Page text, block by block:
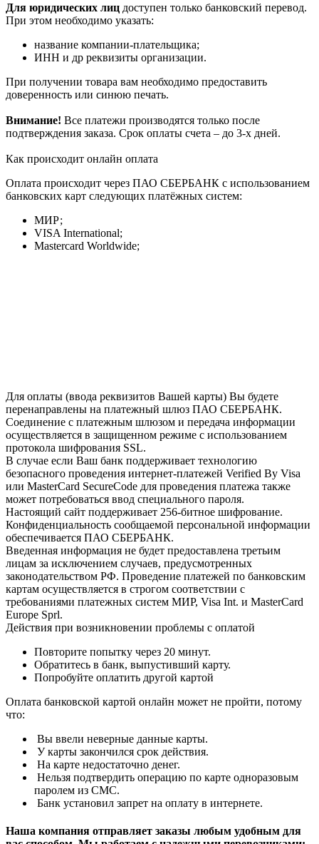
Для юридических лиц доступен только банковский перевод.
При этом необходимо указать:
название компании-плательщика;
ИНН и др реквизиты организации.
При получении товара вам необходимо предоставить
доверенность или синюю печать.
Внимание! Все платежи производятся только после
подтверждения заказа. Срок оплаты счета – до 3-х дней.
Как происходит онлайн оплата
Оплата происходит через ПАО СБЕРБАНК с использованием
банковских карт следующих платёжных систем:
МИР;
VISA International;
Mastercard Worldwide;
Для оплаты (ввода реквизитов Вашей карты) Вы будете
перенаправлены на платежный шлюз ПАО СБЕРБАНК.
Соединение с платежным шлюзом и передача информации
осуществляется в защищенном режиме с использованием
протокола шифрования SSL.
В случае если Ваш банк поддерживает технологию
безопасного проведения интернет-платежей Verified By Visa
или MasterCard SecureCode для проведения платежа также
может потребоваться ввод специального пароля.
Настоящий сайт поддерживает 256-битное шифрование.
Конфиденциальность сообщаемой персональной информации
обеспечивается ПАО СБЕРБАНК.
Введенная информация не будет предоставлена третьим
лицам за исключением случаев, предусмотренных
законодательством РФ. Проведение платежей по банковским
картам осуществляется в строгом соответствии с
требованиями платежных систем МИР, Visa Int. и MasterCard
Europe Sprl.
Действия при возникновении проблемы с оплатой
Повторите попытку через 20 минут.
Обратитесь в банк, выпустивший карту.
Попробуйте оплатить другой картой
Оплата банковской картой онлайн может не пройти, потому
что:
Вы ввели неверные данные карты.
У карты закончился срок действия.
На карте недостаточно денег.
Нельзя подтвердить операцию по карте одноразовым
паролем из СМС.
Банк установил запрет на оплату в интернете.
Наша компания отправляет заказы любым удобным для